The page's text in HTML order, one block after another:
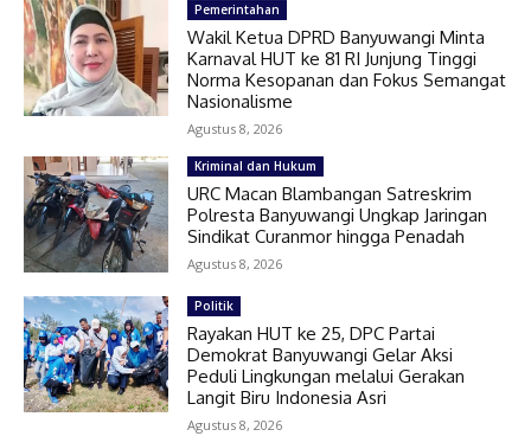
Pemerintahan
Wakil Ketua DPRD Banyuwangi Minta
Karnaval HUT ke 81 RI Junjung Tinggi
Norma Kesopanan dan Fokus Semangat
Nasionalisme
Agustus 8, 2026
Kriminal dan Hukum
URC Macan Blambangan Satreskrim
Polresta Banyuwangi Ungkap Jaringan
Sindikat Curanmor hingga Penadah
Agustus 8, 2026
Politik
Rayakan HUT ke 25, DPC Partai
Demokrat Banyuwangi Gelar Aksi
Peduli Lingkungan melalui Gerakan
Langit Biru Indonesia Asri
Agustus 8, 2026